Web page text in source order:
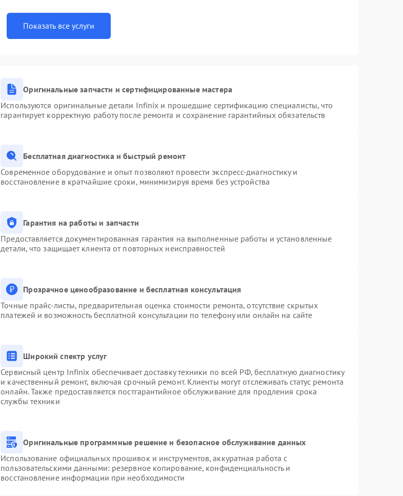
Показать все услуги
Оригинальные запчасти и сертифицированные мастера
Используются оригинальные детали Infinix и прошедшие сертификацию специалисты, что
гарантирует корректную работу после ремонта и сохранение гарантийных обязательств
Бесплатная диагностика и быстрый ремонт
Современное оборудование и опыт позволяют провести экспресс-диагностику и
восстановление в кратчайшие сроки, минимизируя время без устройства
Гарантия на работы и запчасти
Предоставляется документированная гарантия на выполненные работы и установленные
детали, что защищает клиента от повторных неисправностей
Прозрачное ценообразование и бесплатная консультация
Точные прайс-листы, предварительная оценка стоимости ремонта, отсутствие скрытых
платежей и возможность бесплатной консультации по телефону или онлайн на сайте
Широкий спектр услуг
Сервисный центр Infinix обеспечивает доставку техники по всей РФ, бесплатную диагностику
и качественный ремонт, включая срочный ремонт. Клиенты могут отслеживать статус ремонта
онлайн. Также предоставляется постгарантийное обслуживание для продления срока
службы техники
Оригинальные программные решение и безопасное обслуживание данных
Использование официальных прошивок и инструментов, аккуратная работа с
пользовательскими данными: резервное копирование, конфиденциальность и
восстановление информации при необходимости